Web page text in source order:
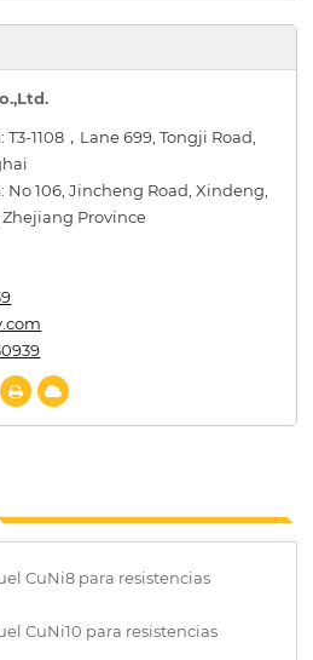
: T3-1108，Lane 699, Tongji Road,
: No 106, Jincheng Road, Xindeng,
Province
CuNi8 para resistencias
CuNi10 para resistencias